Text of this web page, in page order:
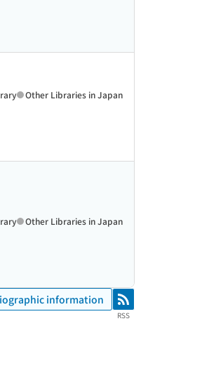
Other Libraries in Japan
Other Libraries in Japan
information RSS
RSS